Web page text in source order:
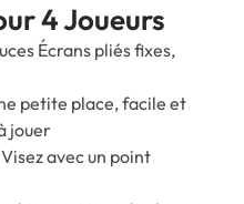
4 Joueurs
Écrans pliés fixes,
petite place, facile et
jouer
avec un point